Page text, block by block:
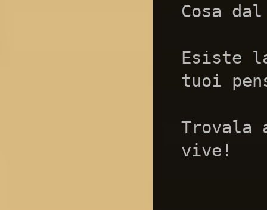
Cosa
Esiste
tuoi
Trovala
vive!